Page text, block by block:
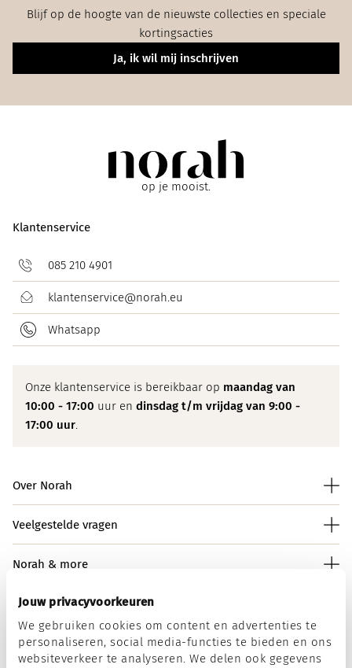
Jouw privacyvoorkeuren
We gebruiken cookies om content en advertenties te
personaliseren, social media-functies te bieden en ons
websiteverkeer te analyseren. We delen ook gegevens
Blijf op de hoogte van de nieuwste collecties en speciale
kortingsacties
Ja, ik wil mij inschrijven
op je mooist.
Klantenservice
085 210 4901
klantenservice@norah.eu
Whatsapp
Onze klantenservice is bereikbaar op maandag van
10:00 - 17:00 uur en dinsdag t/m vrijdag van 9:00 -
17:00 uur.
Over Norah
Veelgestelde vragen
Norah & more
Norah op social media